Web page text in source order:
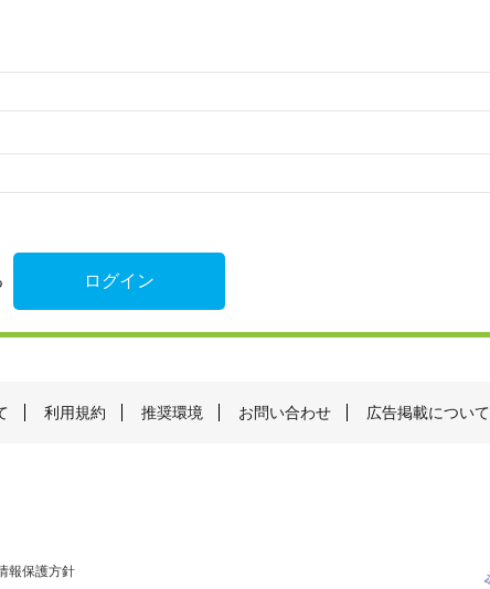
利用規約 推奨環境 お問い合わせ 広告掲載について
報保護方針